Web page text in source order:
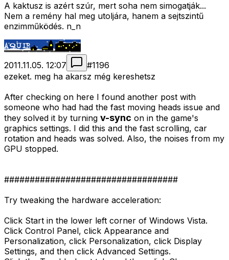
A kaktusz is azért szúr, mert soha nem simogatják...
Nem a remény hal meg utoljára, hanem a sejtszintű
enzimműködés. n_n
2011.11.05. 12:07 #1196
ezeket. meg ha akarsz még kereshetsz
After checking on here I found another post with
someone who had had the fast moving heads issue and
they solved it by turning v-sync on in the game's
graphics settings. I did this and the fast scrolling, car
rotation and heads was solved. Also, the noises from my
GPU stopped.
##################################
Try tweaking the hardware acceleration:
Click Start in the lower left corner of Windows Vista.
Click Control Panel, click Appearance and
Personalization, click Personalization, click Display
Settings, and then click Advanced Settings.